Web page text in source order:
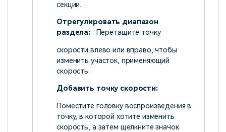
секции.
Отрегулировать диапазон
раздела:
Перетащите точку
скорости влево или вправо, чтобы
изменить участок, применяющий
скорость.
Добавить точку скорости:
Поместите головку воспроизведения в
точку, в которой хотите изменить
скорость, а затем щелкните значок